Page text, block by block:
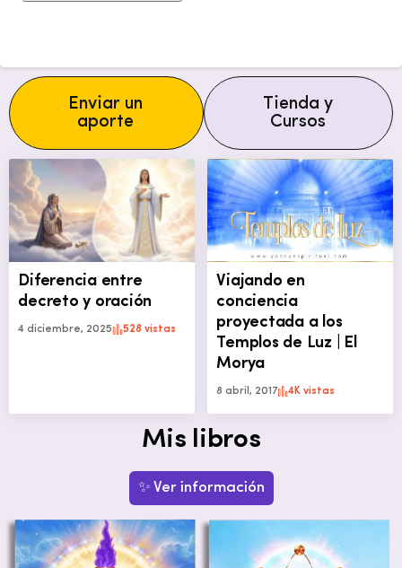
Enviar un
aporte
Tienda y
Cursos
Diferencia entre
decreto y oración
4 diciembre, 2025 528 vistas
Viajando en
conciencia
proyectada a los
Templos de Luz | El
Morya
8 abril, 2017 4K vistas
Mis libros
✨ Ver información